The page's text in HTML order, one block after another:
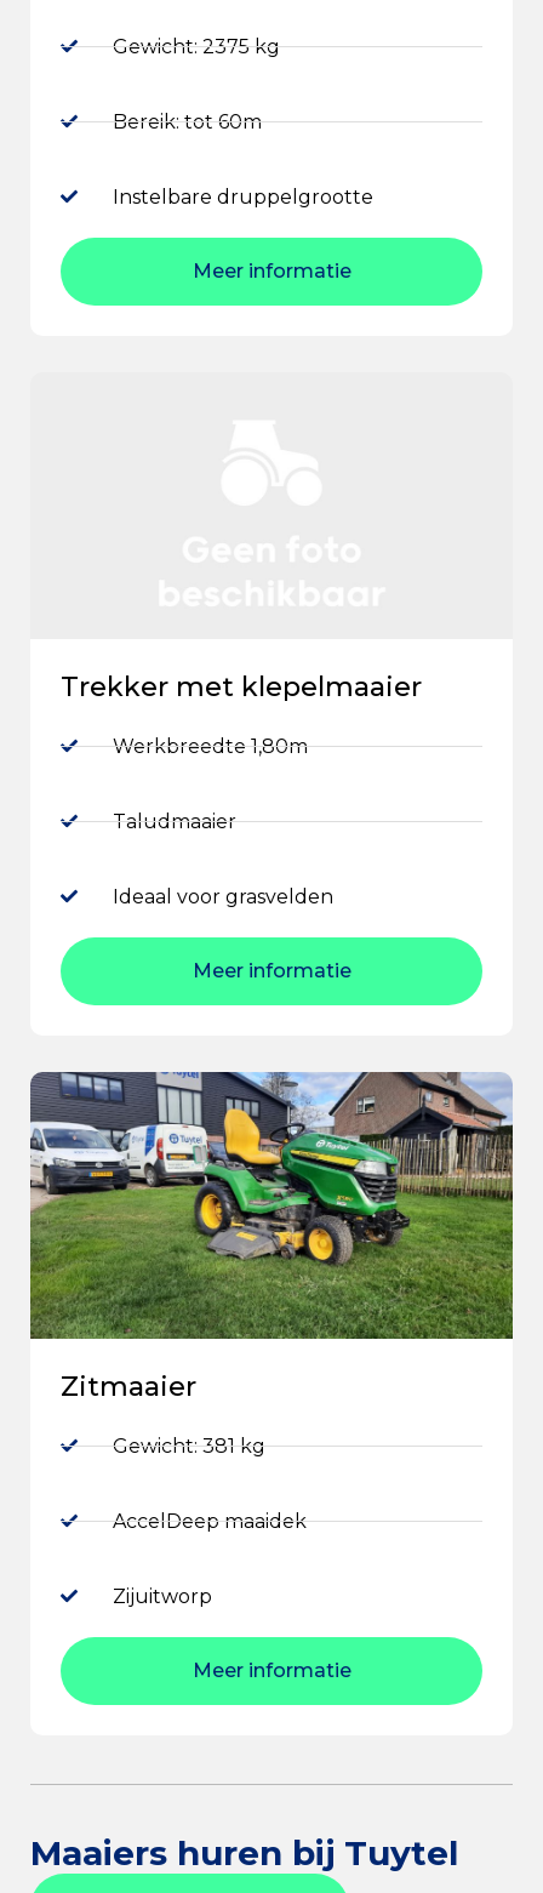
Gewicht: 2375 kg
Bereik: tot 60m
Instelbare druppelgrootte
Meer informatie
Trekker met klepelmaaier
Werkbreedte 1,80m
Taludmaaier
Ideaal voor grasvelden
Meer informatie
Zitmaaier
Gewicht: 381 kg
AccelDeep maaidek
Zijuitworp
Meer informatie
Maaiers huren bij Tuytel